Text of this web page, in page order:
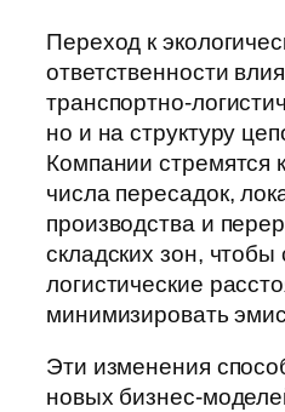
Переход к
ответственности
транспортно-
но и на структуру
Компании стремятся
числа пересадок,
производства и
складских зон, чтобы
логистические
минимизировать
Эти изменения
новых бизнес-